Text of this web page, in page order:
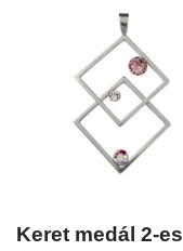
Keret medál 2-es